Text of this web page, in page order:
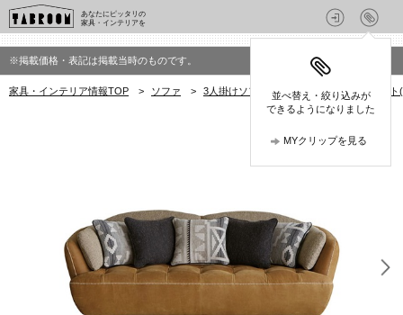
あなたにピッタリの
家具・インテリアを
並べ替え・絞り込みが
できるようになりました
MYクリップを見る
※掲載価格・表記は掲載当時のものです。
家具・インテリア情報TOP > ソファ > 3人掛けソファ > クラッシュプロジェク